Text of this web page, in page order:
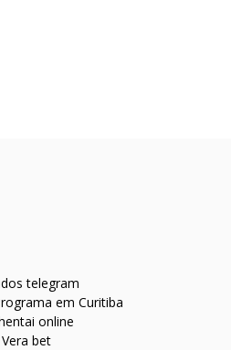
telegram
em Curitiba
online
Vera bet